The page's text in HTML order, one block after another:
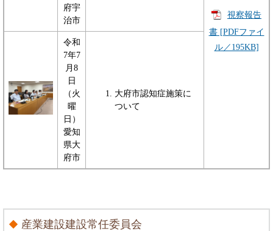
府宇
治市
視察報告
書 [PDFファイ
ル／195KB]
令和
7年7
月8
日
（火
曜
日）
愛知
県大
府市
大府市認知症施策に
ついて
産業建設建設常任委員会